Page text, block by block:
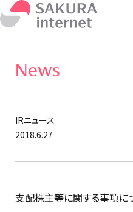
News
IRニュース
2018.6.27
支配株主等に関する事項に